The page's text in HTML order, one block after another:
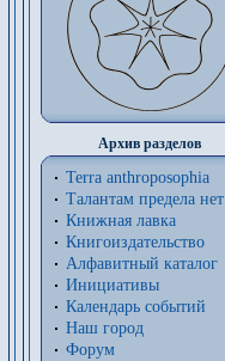
Архив разделов
Terra anthroposophia
Талантам предела нет
Книжная лавка
Книгоиздательство
Алфавитный каталог
Инициативы
Календарь событий
Наш город
Форум